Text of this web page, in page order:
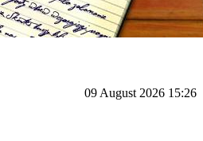
09 August 2026 15:26